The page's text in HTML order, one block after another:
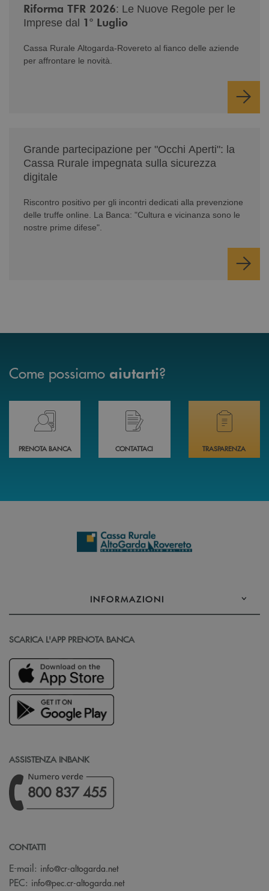
Riforma TFR 2026: Le Nuove Regole per le
Imprese dal 1° Luglio
Cassa Rurale Altogarda-Rovereto al fianco delle aziende
per affrontare le novità.
Grande partecipazione per "Occhi Aperti": la
Cassa Rurale impegnata sulla sicurezza
digitale
Riscontro positivo per gli incontri dedicati alla prevenzione
delle truffe online. La Banca: "Cultura e vicinanza sono le
nostre prime difese".
Come possiamo aiutarti?
Prenota il tuo appuntamento in Filiale direttamente da casa 24h su 24h
PRENOTA BANCA
Hai bisogno di assistenza immediata?
CONTATTACI
Hai bisogno di
TRASPARENZA
INFORMAZIONI
SCARICA L'APP PRENOTA BANCA
ASSISTENZA INBANK
800 837 455
CONTATTI
E-mail: info@cr-altogarda.net(si apre l’app di posta elettronica)
PEC: info@pec.cr-altogarda.net(si apre l’app di posta elettronica)